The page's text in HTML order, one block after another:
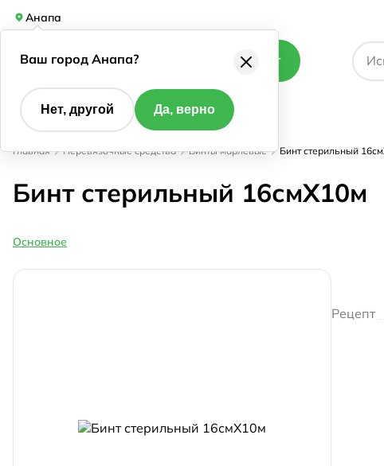
Анапа
Каталог
Главная Перевязочные средства Бинты марлевые Бинт стерильный
Бинт стерильный 16смX10м
Основное
Рецепт
Ваш город Анапа?
Нет, другой Да, верно